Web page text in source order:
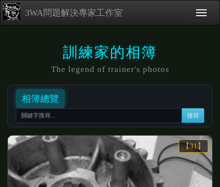
3WA問題解決專家工作室
訓練家的相簿
The legend of trainer's photos
相簿總覽
搜尋
【31】